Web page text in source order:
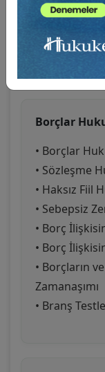
• Miras
• Branş
Borçlar
• Borçlar
• Sözleşme
• Haksız Fiil
• Sebepsiz
• Borç
• Borç
• Borçların
Zamanaşımı
• Branş